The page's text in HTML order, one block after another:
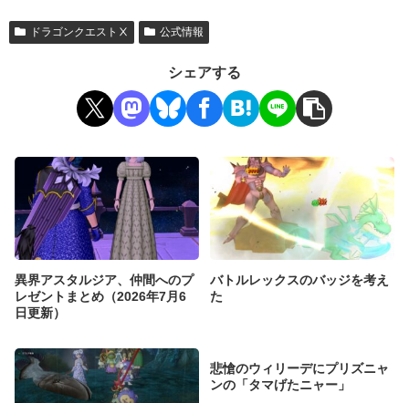
ドラゴンクエストⅩ 公式情報
シェアする
異界アスタルジア、仲間へのプ
レゼントまとめ（2026年7月6
日更新）
バトルレックスのバッジを考え
た
悲愴のウィリーデにプリズニャ
ンの「タマげたニャー」